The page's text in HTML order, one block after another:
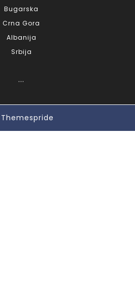
Bugarska
Crna Gora
Albanija
Srbija
...
Themespride